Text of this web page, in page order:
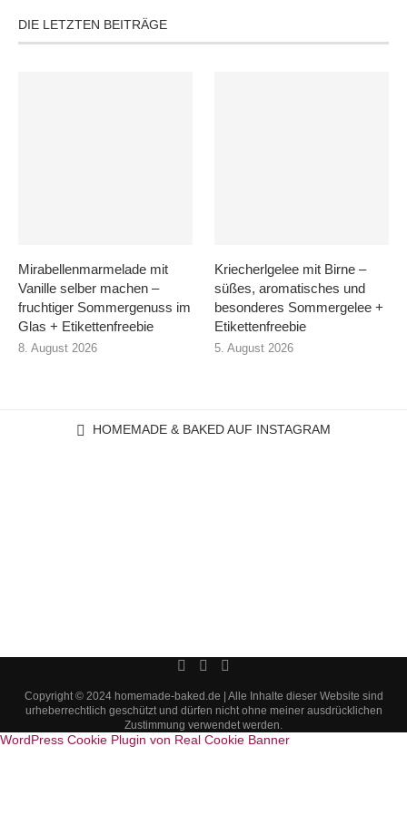
DIE LETZTEN BEITRÄGE
Mirabellenmarmelade mit
Vanille selber machen –
fruchtiger Sommergenuss im
Glas + Etikettenfreebie
8. August 2026
Kriecherlgelee mit Birne –
süßes, aromatisches und
besonderes Sommergelee +
Etikettenfreebie
5. August 2026
HOMEMADE & BAKED AUF INSTAGRAM
Copyright © 2024 homemade-baked.de | Alle Inhalte dieser Website sind
urheberrechtlich geschützt und dürfen nicht ohne meiner ausdrücklichen
Zustimmung verwendet werden.
WordPress Cookie Plugin von Real Cookie Banner